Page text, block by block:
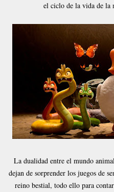
el ciclo de la vida de la
La dualidad entre el mundo
dejan de sorprender los juegos de
reino bestial, todo ello para